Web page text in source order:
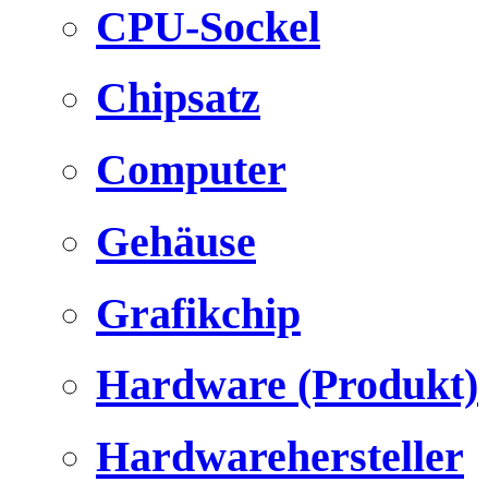
CPU-Sockel
Chipsatz
Computer
Gehäuse
Grafikchip
Hardware (Produkt)
Hardwarehersteller